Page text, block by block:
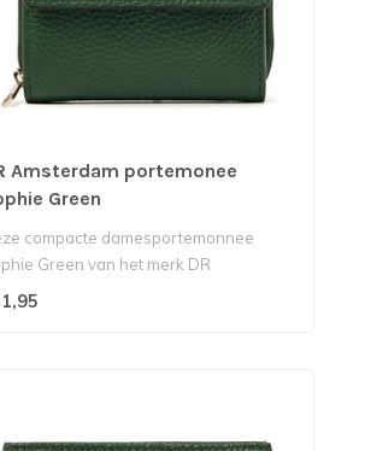
Amsterdam portemonee
Green
compacte damesportemonnee
Green van het merk DR
is vervaar..